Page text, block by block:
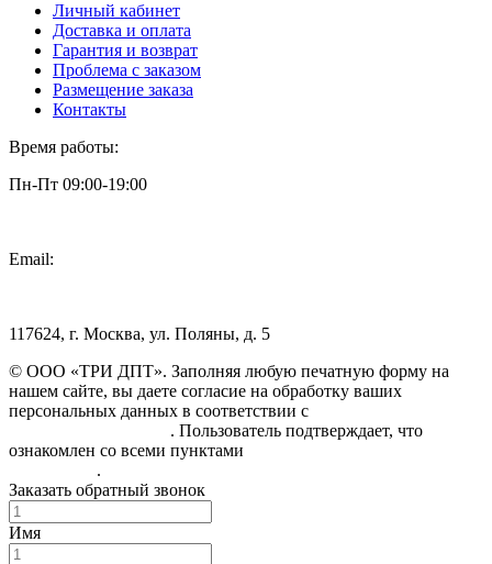
Личный кабинет
Доставка и оплата
Гарантия и возврат
Проблема с заказом
Размещение заказа
Контакты
Время работы:
Пн-Пт 09:00-19:00
Email:
117624, г. Москва, ул. Поляны, д. 5
© ООО «ТРИ ДПТ». Заполняя любую печатную форму на
нашем сайте, вы даете согласие на обработку ваших
персональных данных в соответствии с
. Пользователь подтверждает, что
ознакомлен со всеми пунктами
.
Заказать обратный звонок
Имя